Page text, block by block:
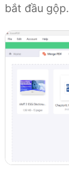
bắt đầu gộp.